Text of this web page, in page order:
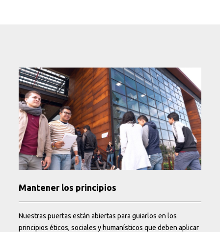
Mantener los principios
Nuestras puertas están abiertas para guiarlos en los
principios éticos, sociales y humanísticos que deben aplicar